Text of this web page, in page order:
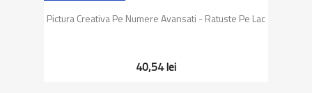
Pictura Creativa Pe Numere Avansati - Ratuste Pe Lac
40,54 lei